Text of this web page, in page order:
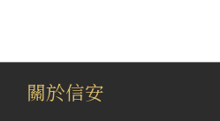
關於信安